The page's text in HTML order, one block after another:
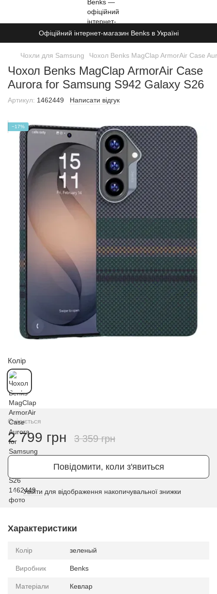
Офіційний інтернет-магазин Benks в Україні
Чохли для Samsung Чохол Benks MagClap ArmorAir Case
Чохол Benks MagClap ArmorAir Case
Aurora for Samsung S942 Galaxy S26
Артикул: 1462449 Написати відгук
−17%
Колір
Очікується
2 799 грн 3 359 грн
Повідомити, коли з'явиться
% Увійти для відображення накопичувальної знижки
Характеристики
Колір зеленый
Виробник Benks
Матеріали Кевлар